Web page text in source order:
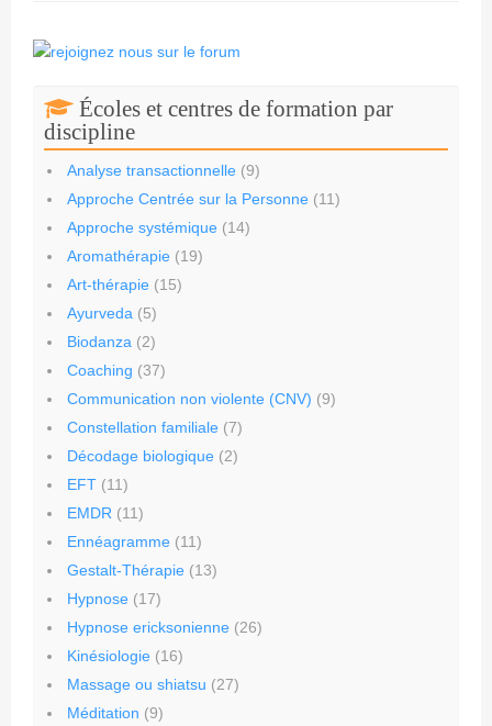
Écoles et centres de formation par
discipline
Analyse transactionnelle (9)
Approche Centrée sur la Personne (11)
Approche systémique (14)
Aromathérapie (19)
Art-thérapie (15)
Ayurveda (5)
Biodanza (2)
Coaching (37)
Communication non violente (CNV) (9)
Constellation familiale (7)
Décodage biologique (2)
EFT (11)
EMDR (11)
Ennéagramme (11)
Gestalt-Thérapie (13)
Hypnose (17)
Hypnose ericksonienne (26)
Kinésiologie (16)
Massage ou shiatsu (27)
Méditation (9)